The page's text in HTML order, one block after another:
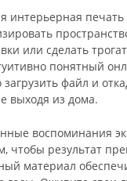
интерьерная
или сделать
понятный
файл и
выходя из дома.
воспоминания
чтобы результат
материал